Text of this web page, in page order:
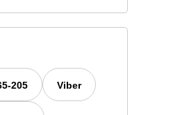
205 Viber